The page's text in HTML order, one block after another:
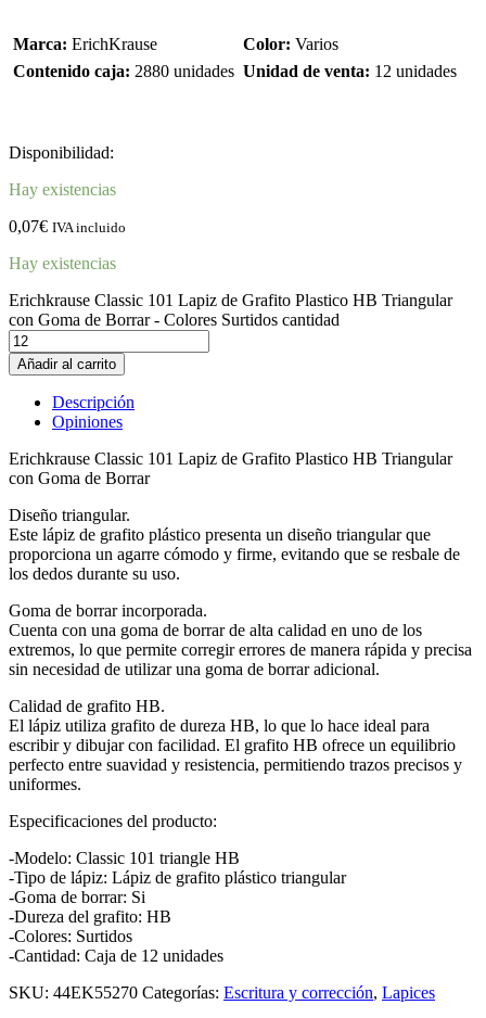
Marca: ErichKrause Color: Varios
Contenido caja: 2880 unidades Unidad de venta: 12 unidades
Disponibilidad:
Hay existencias
0,07€ IVA incluido
Hay existencias
Erichkrause Classic 101 Lapiz de Grafito Plastico HB Triangular
con Goma de Borrar - Colores Surtidos cantidad
Añadir al carrito
Descripción
Opiniones
Erichkrause Classic 101 Lapiz de Grafito Plastico HB Triangular
con Goma de Borrar
Diseño triangular.
Este lápiz de grafito plástico presenta un diseño triangular que
proporciona un agarre cómodo y firme, evitando que se resbale de
los dedos durante su uso.
Goma de borrar incorporada.
Cuenta con una goma de borrar de alta calidad en uno de los
extremos, lo que permite corregir errores de manera rápida y precisa
sin necesidad de utilizar una goma de borrar adicional.
Calidad de grafito HB.
El lápiz utiliza grafito de dureza HB, lo que lo hace ideal para
escribir y dibujar con facilidad. El grafito HB ofrece un equilibrio
perfecto entre suavidad y resistencia, permitiendo trazos precisos y
uniformes.
Especificaciones del producto:
-Modelo: Classic 101 triangle HB
-Tipo de lápiz: Lápiz de grafito plástico triangular
-Goma de borrar: Si
-Dureza del grafito: HB
-Colores: Surtidos
-Cantidad: Caja de 12 unidades
SKU: 44EK55270 Categorías: Escritura y corrección, Lapices